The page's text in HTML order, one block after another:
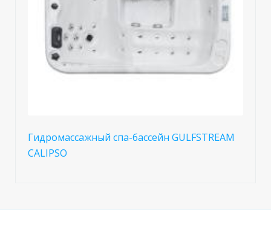
Гидромассажный спа-бассейн GULFSTREAM
CALIPSO